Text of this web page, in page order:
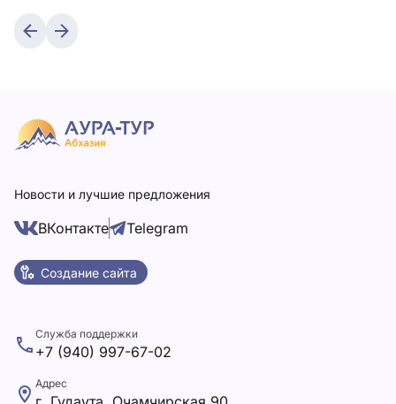
Новости и лучшие предложения
ВКонтакте Telegram
Создание сайта
Служба поддержки
+7 (940) 997-67-02
Адрес